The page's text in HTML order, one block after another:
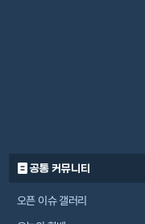
공통 커뮤니티
오픈 이슈 갤러리